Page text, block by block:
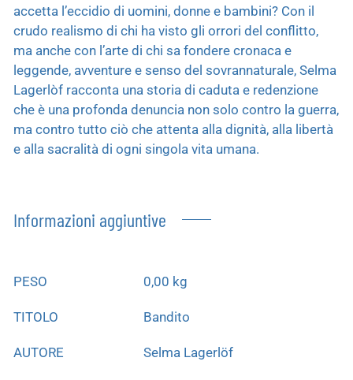
accetta l’eccidio di uomini, donne e bambini? Con il
crudo realismo di chi ha visto gli orrori del conflitto,
ma anche con l’arte di chi sa fondere cronaca e
leggende, avventure e senso del sovrannaturale, Selma
Lagerlòf racconta una storia di caduta e redenzione
che è una profonda denuncia non solo contro la guerra,
ma contro tutto ciò che attenta alla dignità, alla libertà
e alla sacralità di ogni singola vita umana.
Informazioni aggiuntive
PESO 0,00 kg
TITOLO Bandito
AUTORE Selma Lagerlöf